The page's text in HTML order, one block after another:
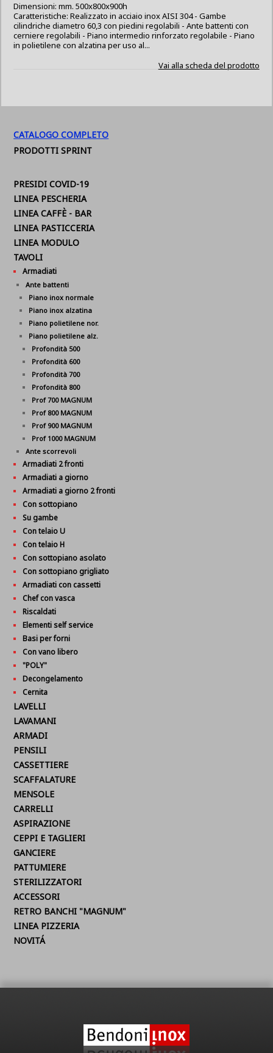
Dimensioni: mm. 500x800x900h
Caratteristiche: Realizzato in acciaio inox AISI 304 - Gambe
cilindriche diametro 60,3 con piedini regolabili - Ante battenti con
cerniere regolabili - Piano intermedio rinforzato regolabile - Piano
in polietilene con alzatina per uso al...
Vai alla scheda del prodotto
CATALOGO COMPLETO
PRODOTTI SPRINT
PRESIDI COVID-19
LINEA PESCHERIA
LINEA CAFFÈ - BAR
LINEA PASTICCERIA
LINEA MODULO
TAVOLI
Armadiati
Ante battenti
Piano inox normale
Piano inox alzatina
Piano polietilene nor.
Piano polietilene alz.
Profondità 500
Profondità 600
Profondità 700
Profondità 800
Prof 700 MAGNUM
Prof 800 MAGNUM
Prof 900 MAGNUM
Prof 1000 MAGNUM
Ante scorrevoli
Armadiati 2 fronti
Armadiati a giorno
Armadiati a giorno 2 fronti
Con sottopiano
Su gambe
Con telaio U
Con telaio H
Con sottopiano asolato
Con sottopiano grigliato
Armadiati con cassetti
Chef con vasca
Riscaldati
Elementi self service
Basi per forni
Con vano libero
"POLY"
Decongelamento
Cernita
LAVELLI
LAVAMANI
ARMADI
PENSILI
CASSETTIERE
SCAFFALATURE
MENSOLE
CARRELLI
ASPIRAZIONE
CEPPI E TAGLIERI
GANCIERE
PATTUMIERE
STERILIZZATORI
ACCESSORI
RETRO BANCHI "MAGNUM"
LINEA PIZZERIA
NOVITÁ